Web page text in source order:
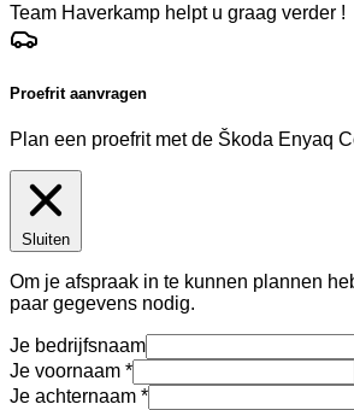
Team Haverkamp helpt u graag verder !
Proefrit aanvragen
Plan een proefrit met de Škoda Enyaq
Sluiten
Om je afspraak in te kunnen plannen
paar gegevens nodig.
Je bedrijfsnaam
Je voornaam
Je achternaam